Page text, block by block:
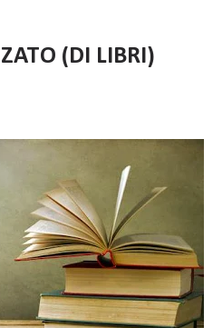
(DI LIBRI)